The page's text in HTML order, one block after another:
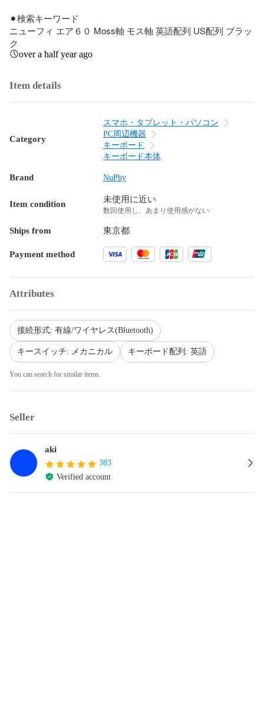
⚫︎検索キーワード
ニューフィ エア６０ Moss軸 モス軸 英語配列 US配列 ブラッ
ク
over a half year ago
Item details
Category
スマホ・タブレット・パソコン
PC周辺機器
キーボード
キーボード本体
Brand NuPhy
Item condition 未使用に近い
数回使用し、あまり使用感がない
Ships from 東京都
Payment method
Attributes
接続形式: 有線/ワイヤレス(Bluetooth)
キースイッチ: メカニカル キーボード配列: 英語
You can search for similar items.
Seller
aki
383
Verified account